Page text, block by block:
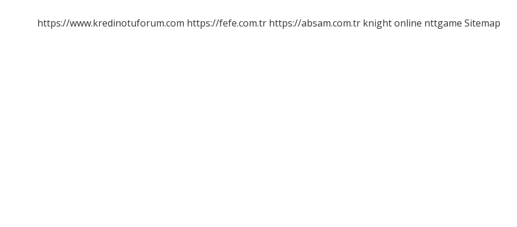
https://www.kredinotuforum.com https://fefe.com.tr https://absam.com.tr knight online nttgame Sitemap